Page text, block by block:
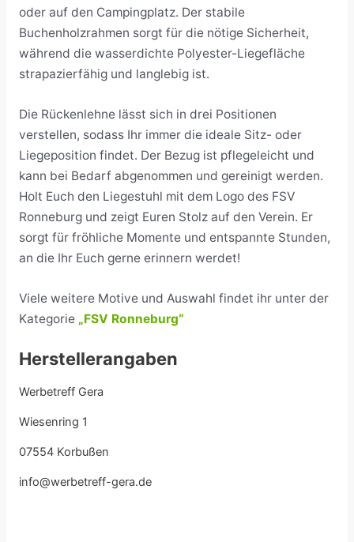
oder auf den Campingplatz. Der stabile
Buchenholzrahmen sorgt für die nötige Sicherheit,
während die wasserdichte Polyester-Liegefläche
strapazierfähig und langlebig ist.
Die Rückenlehne lässt sich in drei Positionen
verstellen, sodass Ihr immer die ideale Sitz- oder
Liegeposition findet. Der Bezug ist pflegeleicht und
kann bei Bedarf abgenommen und gereinigt werden.
Holt Euch den Liegestuhl mit dem Logo des FSV
Ronneburg und zeigt Euren Stolz auf den Verein. Er
sorgt für fröhliche Momente und entspannte Stunden,
an die Ihr Euch gerne erinnern werdet!
Viele weitere Motive und Auswahl findet ihr unter der
Kategorie „FSV Ronneburg“
Herstellerangaben
Werbetreff Gera
Wiesenring 1
07554 Korbußen
info@werbetreff-gera.de